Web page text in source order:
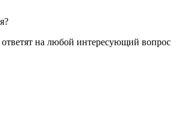
на любой интересующий вопрос